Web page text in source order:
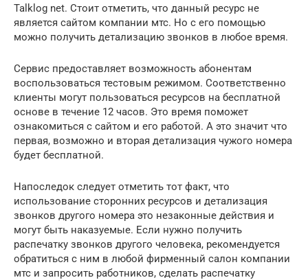
Talklog net. Стоит отметить, что данный ресурс не
является сайтом компании мтс. Но с его помощью
можно получить детализацию звонков в любое время.
Сервис предоставляет возможность абонентам
воспользоваться тестовым режимом. Соответственно
клиенты могут пользоваться ресурсов на бесплатной
основе в течение 12 часов. Это время поможет
ознакомиться с сайтом и его работой. А это значит что
первая, возможно и вторая детализация чужого номера
будет бесплатной.
Напоследок следует отметить тот факт, что
использование сторонних ресурсов и детализация
звонков другого номера это незаконные действия и
могут быть наказуемые. Если нужно получить
распечатку звонков другого человека, рекомендуется
обратиться с ним в любой фирменный салон компании
мтс и запросить работников, сделать распечатку